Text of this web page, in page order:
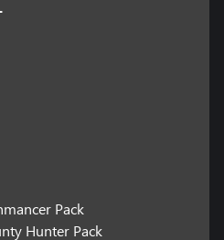
Pack
Hunter Pack